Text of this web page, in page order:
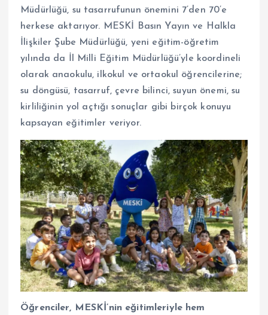
Müdürlüğü, su tasarrufunun önemini 7’den 70’e
herkese aktarıyor. MESKİ Basın Yayın ve Halkla
İlişkiler Şube Müdürlüğü, yeni eğitim-öğretim
yılında da İl Milli Eğitim Müdürlüğü’yle koordineli
olarak anaokulu, ilkokul ve ortaokul öğrencilerine;
su döngüsü, tasarruf, çevre bilinci, suyun önemi, su
kirliliğinin yol açtığı sonuçlar gibi birçok konuyu
kapsayan eğitimler veriyor.
Öğrenciler, MESKİ’nin eğitimleriyle hem